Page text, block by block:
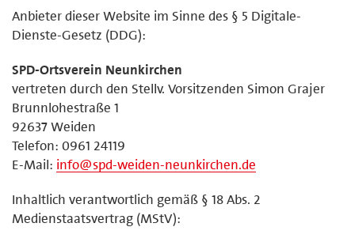
Anbieter dieser Website im Sinne des § 5 Digitale-
Dienste-Gesetz (DDG):
SPD-Ortsverein Neunkirchen
vertreten durch den Stellv. Vorsitzenden Simon Grajer
Brunnlohestraße 1
92637 Weiden
Telefon: 0961 24119
E-Mail: info@spd-weiden-neunkirchen.de
Inhaltlich verantwortlich gemäß § 18 Abs. 2
Medienstaatsvertrag (MStV):